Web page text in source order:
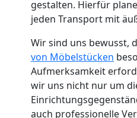
gestalten. Hierfür
jeden Transport mit
Wir sind uns bewusst,
von Möbelstücken
Aufmerksamkeit
wir uns nicht nur um
auch professionelle
Umzug
Wolfsberg